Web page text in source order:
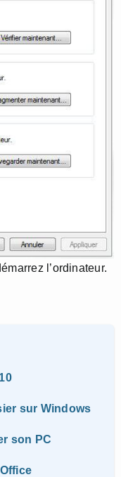
l’ordinateur.
sur Windows
son PC